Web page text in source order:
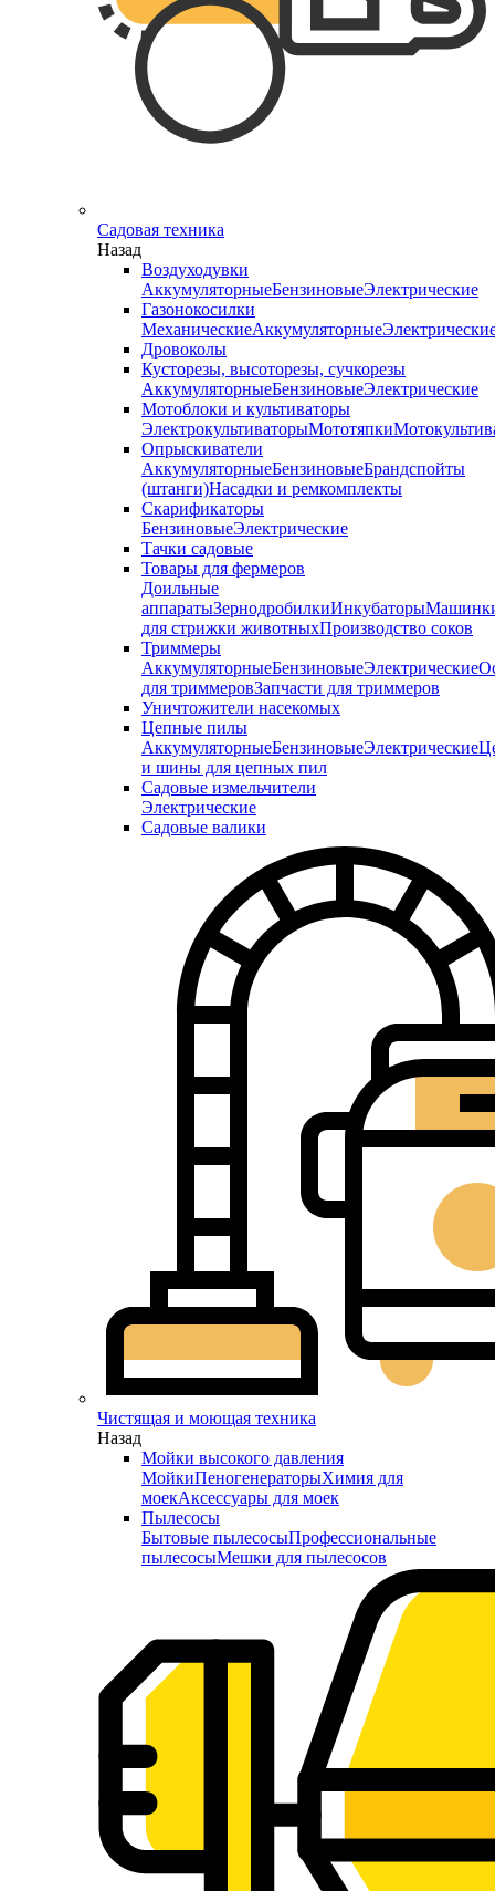
Садовая техника
Назад
Воздуходувки
АккумуляторныеБензиновыеЭлектрические
Газонокосилки
МеханическиеАккумуляторные
Дровоколы
Кусторезы, высоторезы, сучкорезы
АккумуляторныеБензиновыеЭлектрические
Мотоблоки и культиваторы
ЭлектрокультиваторыМототяпки
Опрыскиватели
АккумуляторныеБензиновыеБрандспойты
(штанги)Насадки и ремкомплекты
Скарификаторы
БензиновыеЭлектрические
Тачки садовые
Товары для фермеров
Доильные
аппаратыЗернодробилкиИнкубаторы
для стрижки животныхПроизводство соков
Триммеры
АккумуляторныеБензиновыеЭлектрические
для триммеровЗапчасти для триммеров
Уничтожители насекомых
Цепные пилы
АккумуляторныеБензиновыеЭлектрические
и шины для цепных пил
Садовые измельчители
Электрические
Садовые валики
Чистящая и моющая техника
Назад
Мойки высокого давления
МойкиПеногенераторыХимия для
моекАксессуары для моек
Пылесосы
Бытовые пылесосыПрофессиональные
пылесосыМешки для пылесосов